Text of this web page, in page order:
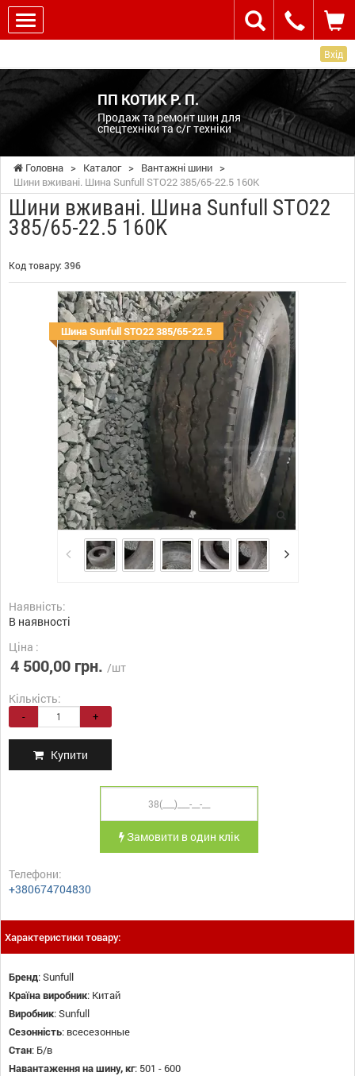
Вхід
ПП КОТИК Р. П.
Продаж та ремонт шин для
спецтехніки та с/г техніки
Головна > Каталог > Вантажні шини >
Шини вживані. Шина Sunfull STO22 385/65-22.5 160K
Шини вживані. Шина Sunfull STO22
385/65-22.5 160K
Код товару: 396
Шина Sunfull STO22 385/65-22.5
Наявність:
В наявності
Ціна :
4 500,00 грн. /шт
Кількість:
- +
Купити
Замовити в один клік
Телефони:
+380674704830
Характеристики товару:
Бренд:Sunfull
Країна виробник: Китай
Виробник:Sunfull
Сезонність: всесезонные
Стан: Б/в
Навантаження на шину, кг: 501 - 600